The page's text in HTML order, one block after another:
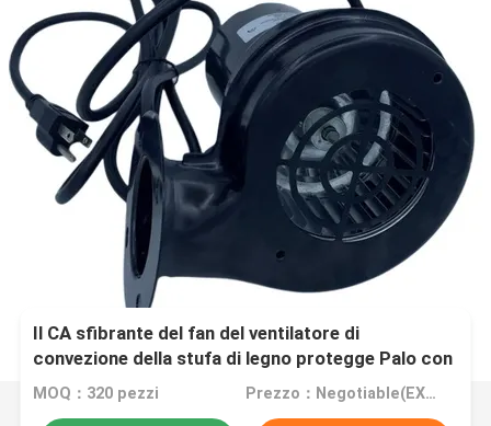
Il CA sfibrante del fan del ventilatore di
convezione della stufa di legno protegge Palo con
un commutatore delle 2 velocità
MOQ：320 pezzi Prezzo：Negotiable(EXW)